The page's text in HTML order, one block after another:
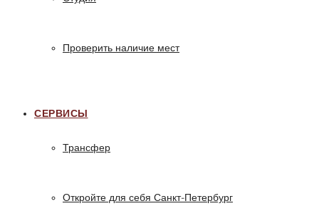
Проверить наличие мест
СЕРВИСЫ
Трансфер
Откройте для себя Санкт-Петербург